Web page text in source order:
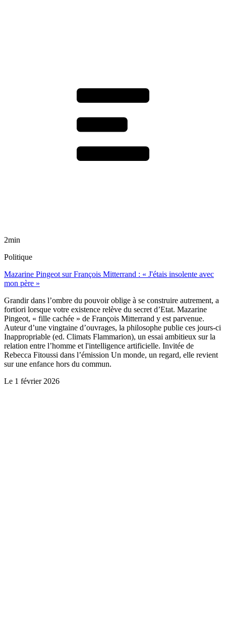
2min
Politique
Mazarine Pingeot sur François Mitterrand : « J'étais insolente avec
mon père »
Grandir dans l’ombre du pouvoir oblige à se construire autrement, a
fortiori lorsque votre existence relève du secret d’Etat. Mazarine
Pingeot, « fille cachée » de François Mitterrand y est parvenue.
Auteur d’une vingtaine d’ouvrages, la philosophe publie ces jours-ci
Inappropriable (ed. Climats Flammarion), un essai ambitieux sur la
relation entre l’homme et l'intelligence artificielle. Invitée de
Rebecca Fitoussi dans l’émission Un monde, un regard, elle revient
sur une enfance hors du commun.
Le 1 février 2026